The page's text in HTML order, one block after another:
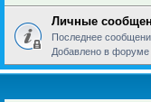
Личные
Последнее
Добавлено в форуме